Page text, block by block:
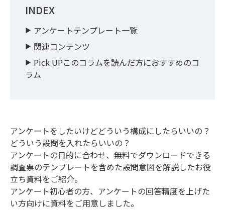
INDEX
アンケートテンプレート一覧
関連コンテンツ
Pick UPこのコラムを読んだ方におすすめのコ
ラム
アンケートをしたいけどどういう構成にしたらいいの？
どういう設問を入れたらいいの？
アンケートの目的に合わせ、無料でダウンロードできる
調査票のテンプレートを含めた設問意図を解説したお役
立ち資料をご紹介。
アンケート初心者の方、アンケートの回答精度を上げた
い方向けに資料をご用意しました。